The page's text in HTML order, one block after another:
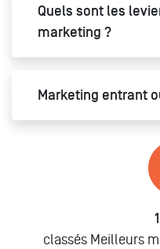
Quels sont les
marketing ?
Marketing entrant
classés Meilleurs